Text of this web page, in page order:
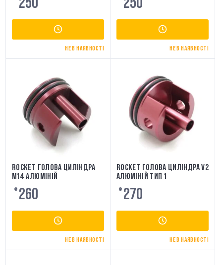
НЕ В НАЯВНОСТІ НЕ В НАЯВНОСТІ
ROCKET ГОЛОВА ЦИЛІНДРА
M14 АЛЮМІНІЙ
₴ 260
НЕ В НАЯВНОСТІ
ROCKET ГОЛОВА ЦИЛІНДРА V2
АЛЮМІНІЙ ТИП 1
₴ 270
НЕ В НАЯВНОСТІ